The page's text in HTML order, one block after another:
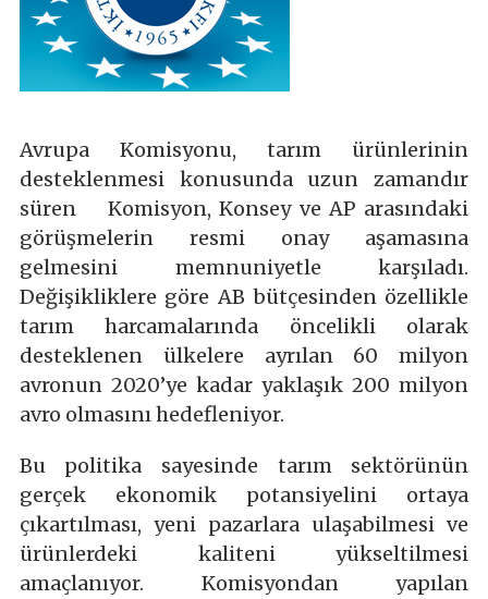
Avrupa Komisyonu, tarım ürünlerinin
desteklenmesi konusunda uzun zamandır
süren Komisyon, Konsey ve AP arasındaki
görüşmelerin resmi onay aşamasına
gelmesini memnuniyetle karşıladı.
Değişikliklere göre AB bütçesinden özellikle
tarım harcamalarında öncelikli olarak
desteklenen ülkelere ayrılan 60 milyon
avronun 2020’ye kadar yaklaşık 200 milyon
avro olmasını hedefleniyor.
Bu politika sayesinde tarım sektörünün
gerçek ekonomik potansiyelini ortaya
çıkartılması, yeni pazarlara ulaşabilmesi ve
ürünlerdeki kaliteni yükseltilmesi
amaçlanıyor. Komisyondan yapılan